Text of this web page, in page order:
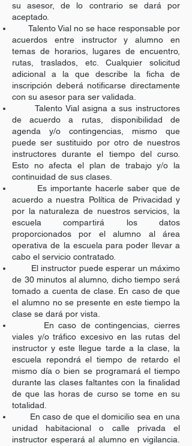
su asesor, de lo contrario se dará por
aceptado.
Talento Vial no se hace responsable por
acuerdos entre instructor y alumno en
temas de horarios, lugares de encuentro,
rutas, traslados, etc. Cualquier solicitud
adicional a la que describe la ficha de
inscripción deberá notificarse directamente
con su asesor para ser validada.
Talento Vial asigna a sus instructores
de acuerdo a rutas, disponibilidad de
agenda y/o contingencias, mismo que
puede ser sustituido por otro de nuestros
instructores durante el tiempo del curso.
Esto no afecta el plan de trabajo y/o la
continuidad de sus clases.
Es importante hacerle saber que de
acuerdo a nuestra Política de Privacidad y
por la naturaleza de nuestros servicios, la
escuela compartirá los datos
proporcionados por el alumno al área
operativa de la escuela para poder llevar a
cabo el servicio contratado.
El instructor puede esperar un máximo
de 30 minutos al alumno, dicho tiempo será
tomado a cuenta de clase. En caso de que
el alumno no se presente en este tiempo la
clase se dará por vista.
En caso de contingencias, cierres
viales y/o tráfico excesivo en las rutas del
instructor y este llegue tarde a la clase, la
escuela repondrá el tiempo de retardo el
mismo día o bien se programará el tiempo
durante las clases faltantes con la finalidad
de que las horas de curso se tome en su
totalidad.
En caso de que el domicilio sea en una
unidad habitacional o calle privada el
instructor esperará al alumno en vigilancia.